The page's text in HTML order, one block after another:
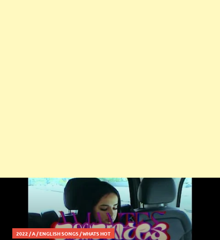
2022 /A /ENGLISH SONGS /WHATS HOT